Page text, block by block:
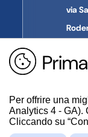
Per offrire una
Analytics 4 - GA).
Cliccando su
via
Tel.